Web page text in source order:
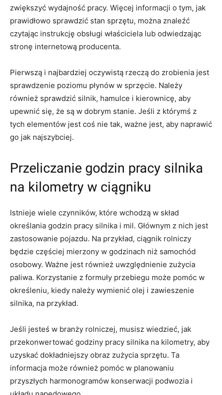
zwiększyć wydajność pracy. Więcej informacji o tym, jak
prawidłowo sprawdzić stan sprzętu, można znaleźć
czytając instrukcję obsługi właściciela lub odwiedzając
stronę internetową producenta.
Pierwszą i najbardziej oczywistą rzeczą do zrobienia jest
sprawdzenie poziomu płynów w sprzęcie. Należy
również sprawdzić silnik, hamulce i kierownicę, aby
upewnić się, że są w dobrym stanie. Jeśli z którymś z
tych elementów jest coś nie tak, ważne jest, aby naprawić
go jak najszybciej.
Przeliczanie godzin pracy silnika
na kilometry w ciągniku
Istnieje wiele czynników, które wchodzą w skład
określania godzin pracy silnika i mil. Głównym z nich jest
zastosowanie pojazdu. Na przykład, ciągnik rolniczy
będzie częściej mierzony w godzinach niż samochód
osobowy. Ważne jest również uwzględnienie zużycia
paliwa. Korzystanie z formuły przebiegu może pomóc w
określeniu, kiedy należy wymienić olej i zawieszenie
silnika, na przykład.
Jeśli jesteś w branży rolniczej, musisz wiedzieć, jak
przekonwertować godziny pracy silnika na kilometry, aby
uzyskać dokładniejszy obraz zużycia sprzętu. Ta
informacja może również pomóc w planowaniu
przyszłych harmonogramów konserwacji podwozia i